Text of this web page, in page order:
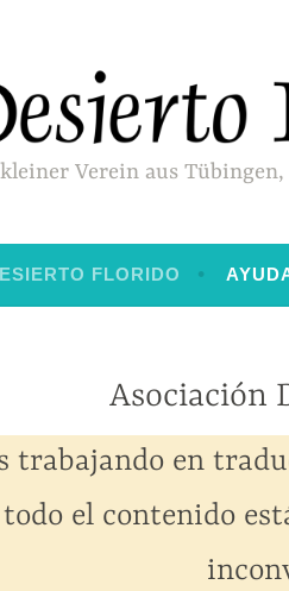
Verein aus
FLORIDO
Asociación
trabajando en
el contenido